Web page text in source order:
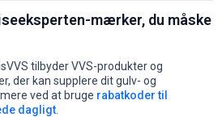
mærker, du måske
tilbyder VVS-produkter og
der kan supplere dit gulv- og
ved at bruge rabatkoder til
dagligt